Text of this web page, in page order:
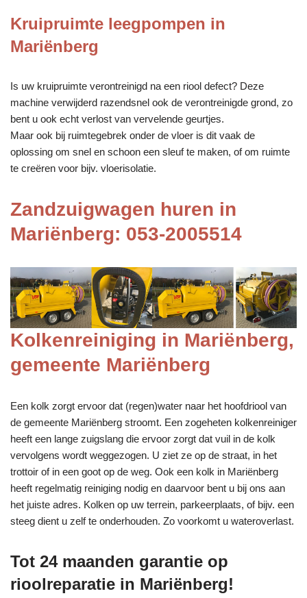
Kruipruimte leegpompen in
Mariënberg
Is uw kruipruimte verontreinigd na een riool defect? Deze
machine verwijderd razendsnel ook de verontreinigde grond, zo
bent u ook echt verlost van vervelende geurtjes.
Maar ook bij ruimtegebrek onder de vloer is dit vaak de
oplossing om snel en schoon een sleuf te maken, of om ruimte
te creëren voor bijv. vloerisolatie.
Zandzuigwagen huren in
Mariënberg: 053-2005514
Kolkenreiniging in Mariënberg,
gemeente Mariënberg
Een kolk zorgt ervoor dat (regen)water naar het hoofdriool van
de gemeente Mariënberg stroomt. Een zogeheten kolkenreiniger
heeft een lange zuigslang die ervoor zorgt dat vuil in de kolk
vervolgens wordt weggezogen. U ziet ze op de straat, in het
trottoir of in een goot op de weg. Ook een kolk in Mariënberg
heeft regelmatig reiniging nodig en daarvoor bent u bij ons aan
het juiste adres. Kolken op uw terrein, parkeerplaats, of bijv. een
steeg dient u zelf te onderhouden. Zo voorkomt u wateroverlast.
Tot 24 maanden garantie op
rioolreparatie in Mariënberg!